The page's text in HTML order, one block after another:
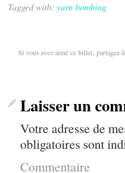
Tagged with: yarn bombing
Si vous avez aimé ce billet, partagez-
Laisser un
Votre adresse de
obligatoires sont
Commentaire